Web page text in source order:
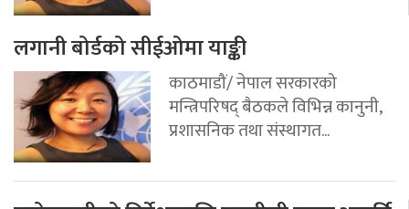
लगानी बोर्डको सीईओमा याङ्की
काठमाडौं/ नेपाल सरकारको
मन्त्रिपरिषद् बैठकले विभिन्न कानुनी,
प्रशासनिक तथा संस्थागत...